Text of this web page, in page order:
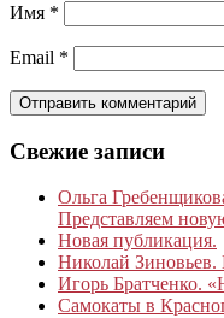
Имя *
Email *
Свежие записи
Ольга
Представляем
Новая публикация.
Николай Зиновьев.
Игорь Братченко.
Самокаты в